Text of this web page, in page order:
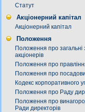
Статут
Акціонерний капітал
Акціонерний капітал
Положення
Положення про загальні
акціонерів
Положення про
Положення про
Кодекс корпоративного
Положення про Раду
Положення про
Ради директорів